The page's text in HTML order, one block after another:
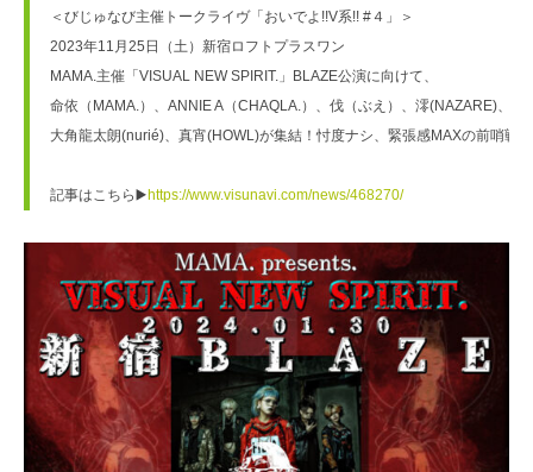
＜びじゅなび主催トークライヴ「おいでよ!!V系!! #４」＞
2023年11月25日（土）新宿ロフトプラスワン
MAMA.主催「VISUAL NEW SPIRIT.」BLAZE公演に向けて、
命依（MAMA.）、ANNIE A（CHAQLA.）、伐（ぶえ）、澪(NAZARE)、
大角龍太朗(nurié)、真宵(HOWL)が集結！忖度ナシ、緊張感MAXの前哨戦！
記事はこちら▶️https://www.visunavi.com/news/468270/